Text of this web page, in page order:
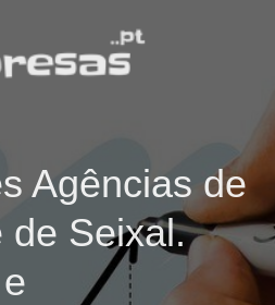
Agências de
de Seixal.